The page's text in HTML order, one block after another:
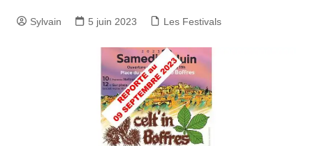
Sylvain 5 juin 2023 Les Festivals